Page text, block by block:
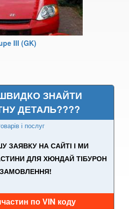
III (GK)
ЗНАЙТИ
ДЕТАЛЬ????
і послуг
ЗАЯВКУ НА САЙТІ І МИ
ДЛЯ ХЮНДАЙ ТІБУРОН
ЗАМОВЛЕННЯ!
по VIN коду